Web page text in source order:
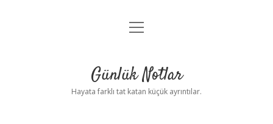
Anasayfa
Yasal Uyarı
menüyü
Günlük Notlar
Hayata farklı tat katan küçük ayrıntılar.